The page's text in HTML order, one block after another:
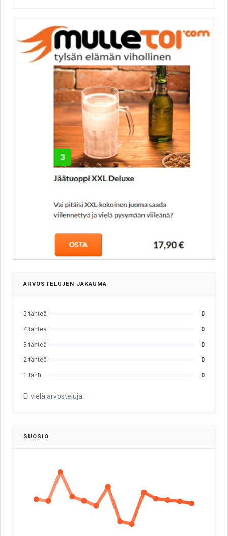
ARVOSTELUJEN JAKAUMA
5 tähteä 0
4 tähteä 0
3 tähteä 0
2 tähteä 0
1 tähti 0
Ei vielä arvosteluja.
SUOSIO